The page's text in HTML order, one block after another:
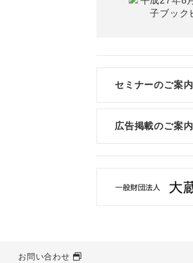
セミナーのご案内
広告掲載のご案内
お問い合わせ